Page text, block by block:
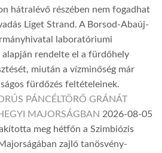
hátralévő részében nem fogadhat
Liget Strand. A Borsod-Abaúj-
laboratóriumi
rendelte el a fürdőhely
miután a vízminőség már
fürdőzés feltételeinek.
PÁNCÉLTÖRŐ GRÁNÁT
MAJORSÁGBAN 2026-08-05
meg hétfőn a Szimbiózis
zajló tanösvény-